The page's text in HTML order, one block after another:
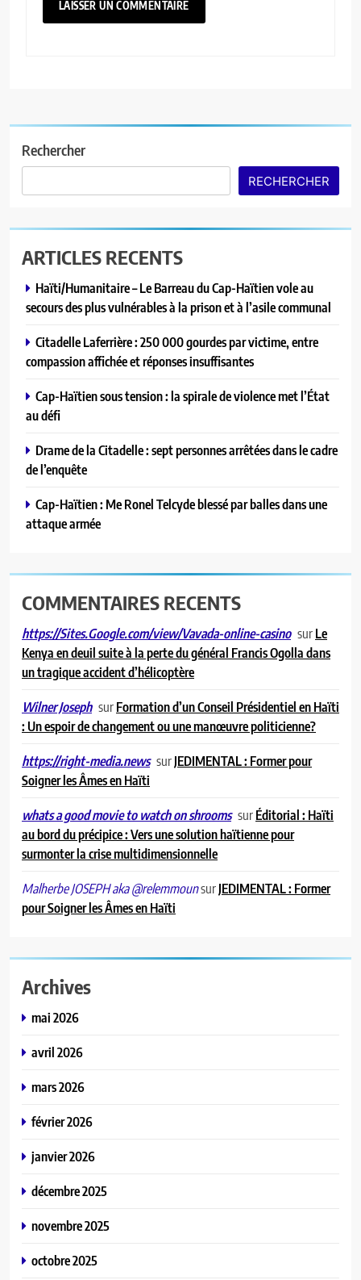
Rechercher
RECHERCHER
ARTICLES RECENTS
Haïti/Humanitaire – Le Barreau du Cap-Haïtien vole au
secours des plus vulnérables à la prison et à l’asile communal
Citadelle Laferrière : 250 000 gourdes par victime, entre
compassion affichée et réponses insuffisantes
Cap-Haïtien sous tension : la spirale de violence met l’État
au défi
Drame de la Citadelle : sept personnes arrêtées dans le cadre
de l’enquête
Cap-Haïtien : Me Ronel Telcyde blessé par balles dans une
attaque armée
COMMENTAIRES RECENTS
https://Sites.Google.com/view/Vavada-online-casino surLe
Kenya en deuil suite à la perte du général Francis Ogolla dans
un tragique accident d’hélicoptère
Wilner Joseph surFormation d’un Conseil Présidentiel en Haïti
: Un espoir de changement ou une manœuvre politicienne?
https://right-media.news surJEDIMENTAL : Former pour
Soigner les Âmes en Haïti
whats a good movie to watch on shrooms surÉditorial : Haïti
au bord du précipice : Vers une solution haïtienne pour
surmonter la crise multidimensionnelle
Malherbe JOSEPH aka @relemmounsurJEDIMENTAL : Former
pour Soigner les Âmes en Haïti
Archives
mai 2026
avril 2026
mars 2026
février 2026
janvier 2026
décembre 2025
novembre 2025
octobre 2025